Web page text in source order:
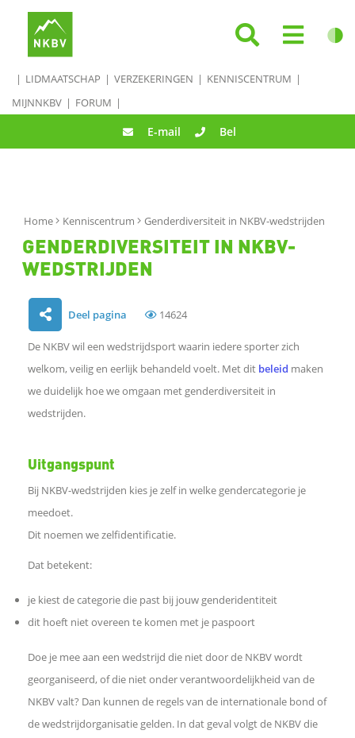
LIDMAATSCHAP VERZEKERINGEN
KENNISCENTRUM
MIJNNKBV
FORUM
E-mail Bel
Home Kenniscentrum Genderdiversiteit in NKBV-wedstrijden
GENDERDIVERSITEIT IN NKBV-
WEDSTRIJDEN
Deel pagina 14624
l
o
F
De NKBV wil een wedstrijdsport waarin iedere sporter zich
welkom, veilig en eerlijk behandeld voelt. Met dit beleid maken
we duidelijk hoe we omgaan met genderdiversiteit in
wedstrijden.
Uitgangspunt
Bij NKBV-wedstrijden kies je zelf in welke gendercategorie je
meedoet.
Dit noemen we zelfidentificatie.
Dat betekent:
je kiest de categorie die past bij jouw genderidentiteit
dit hoeft niet overeen te komen met je paspoort
Doe je mee aan een wedstrijd die niet door de NKBV wordt
georganiseerd, of die niet onder verantwoordelijkheid van de
NKBV valt? Dan kunnen de regels van de internationale bond of
de wedstrijdorganisatie gelden. In dat geval volgt de NKBV die